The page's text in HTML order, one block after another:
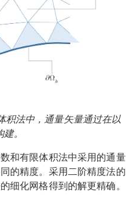
积法中，通量矢量通过在以
。
和有限体积法中采用的通量
的精度。采用二阶精度法的
细化网格得到的解更精确。